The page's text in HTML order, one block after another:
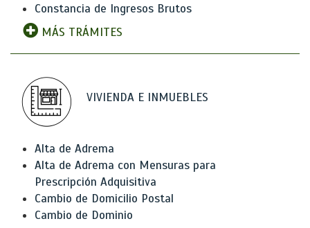
Constancia de Ingresos Brutos
MÁS TRÁMITES
VIVIENDA E INMUEBLES
Alta de Adrema
Alta de Adrema con Mensuras para
Prescripción Adquisitiva
Cambio de Domicilio Postal
Cambio de Dominio